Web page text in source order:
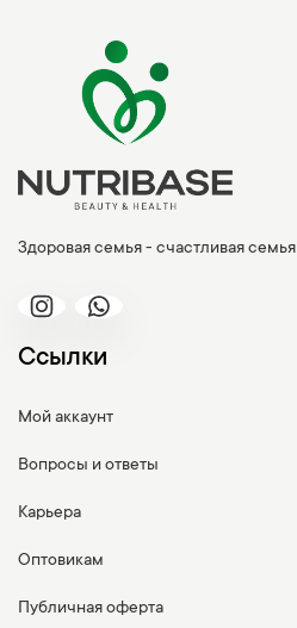
Здоровая семья - счастливая семья
Ссылки
Мой аккаунт
Вопросы и ответы
Карьера
Оптовикам
Публичная оферта